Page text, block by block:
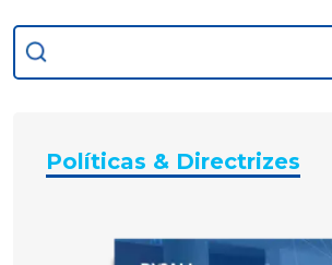
Políticas & Directrizes